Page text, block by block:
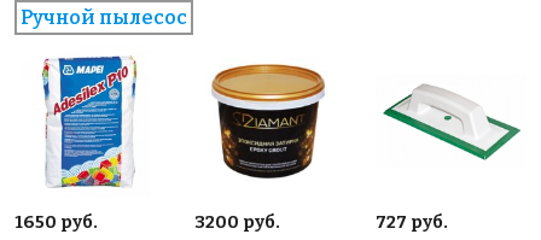
Ручной пылесос
1650 руб.
3200 руб.
727 руб.